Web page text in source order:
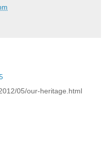
05/our-heritage.html